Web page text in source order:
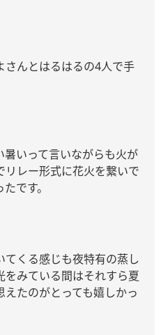
さんとはるはるの4人で手
いって言いながらも火が
レー形式に花火を繋いで
です。
くる感じも夜特有の蒸し
みている間はそれすら夏
たのがとっても嬉しかっ